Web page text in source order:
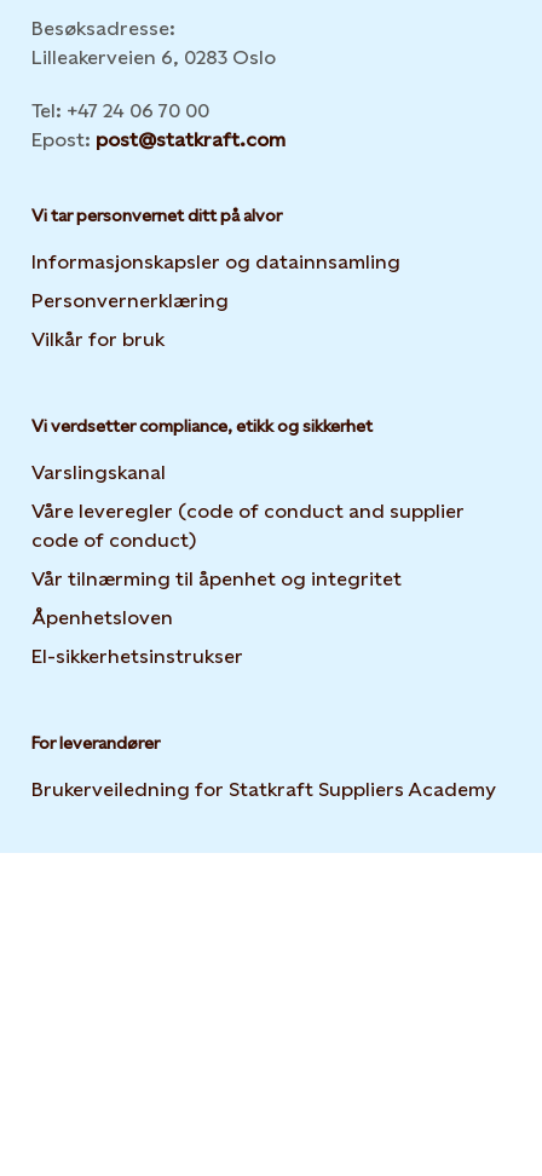
Besøksadresse:
Lilleakerveien 6, 0283 Oslo
Tel: +47 24 06 70 00
Epost: post@statkraft.com
Vi tar personvernet ditt på alvor
Informasjonskapsler og datainnsamling
Personvernerklæring
Vilkår for bruk
Vi verdsetter compliance, etikk og sikkerhet
Varslingskanal
Våre leveregler (code of conduct and supplier
code of conduct)
Vår tilnærming til åpenhet og integritet
Åpenhetsloven
El-sikkerhetsinstrukser
For leverandører
Brukerveiledning for Statkraft Suppliers Academy